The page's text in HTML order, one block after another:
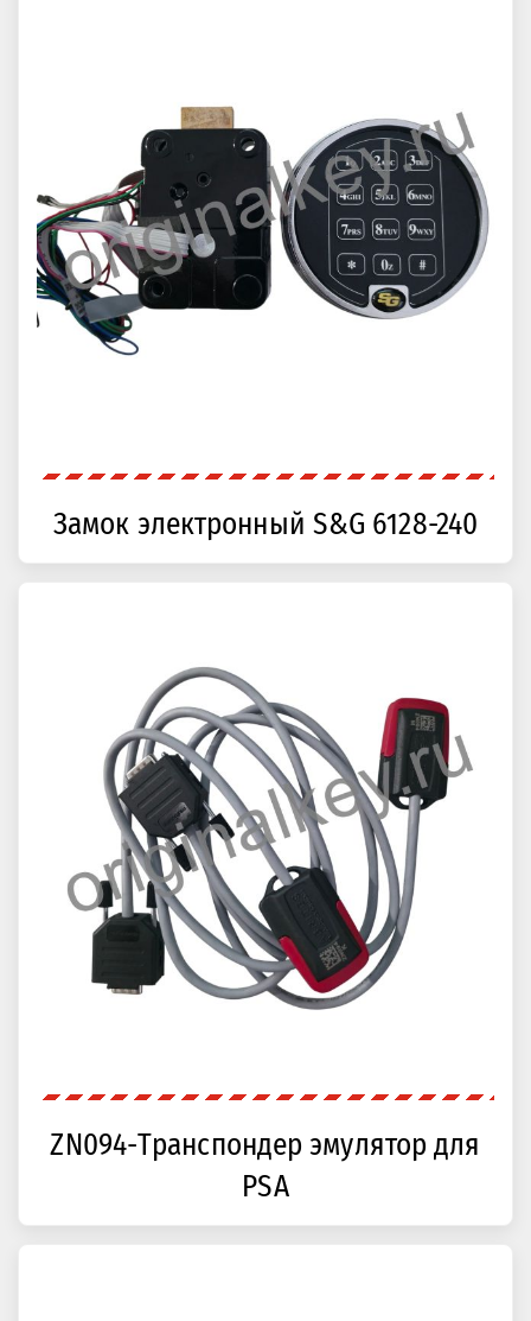
Замок электронный S&G 6128-240
ZN094-Транспондер эмулятор для
PSA